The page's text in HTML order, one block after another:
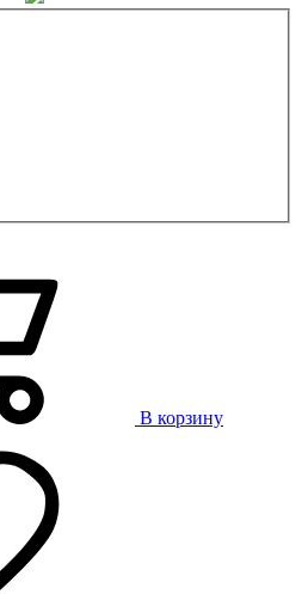
В корзину